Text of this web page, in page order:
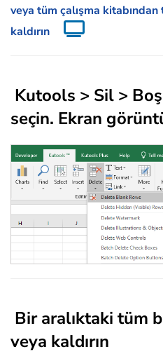
veya tüm çalışma
kaldırın
Kutools > Sil >
seçin. Ekran
Bir aralıktaki tüm
veya kaldırın